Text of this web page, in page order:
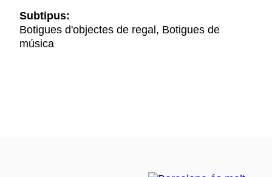
Subtipus:
Botigues d'objectes de regal, Botigues de
música